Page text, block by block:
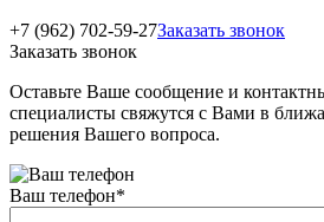
+7 (962) 702-59-27Заказать звонок
Заказать звонок
Оставьте Ваше сообщение и
специалисты свяжутся с Вами в
решения Вашего вопроса.
Ваш телефон*